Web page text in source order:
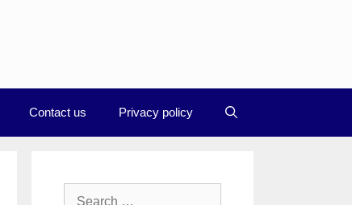
Contact us Privacy policy
Search